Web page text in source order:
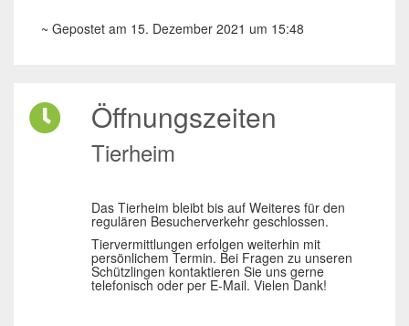
~ Gepostet am 15. Dezember 2021 um 15:48
Öffnungszeiten
Tierheim
Das Tierheim bleibt bis auf Weiteres für den
regulären Besucherverkehr geschlossen.
Tiervermittlungen erfolgen weiterhin mit
persönlichem Termin. Bei Fragen zu unseren
Schützlingen kontaktieren Sie uns gerne
telefonisch oder per E-Mail. Vielen Dank!